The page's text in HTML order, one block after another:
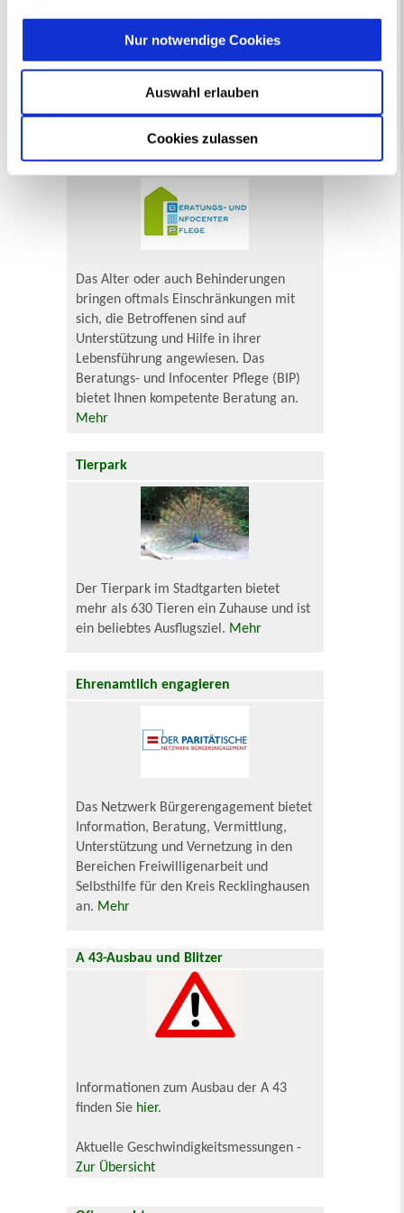
Cookies zulassen
Auswahl erlauben
Nur notwendige Cookies
Lernen Sie Recklinghausen kennen. Wir
Führungen für Sie im Angebot.Mehr
Beratungs- und Infocenter Pflege (BIP)
Das Alter oder auch Behinderungen
bringen oftmals Einschränkungen mit
sich, die Betroffenen sind auf
Unterstützung und Hilfe in ihrer
Lebensführung angewiesen. Das
Beratungs- und Infocenter Pflege (BIP)
bietet Ihnen kompetente Beratung an.
Mehr
Tierpark
Der Tierpark im Stadtgarten bietet
mehr als 630 Tieren ein Zuhause und ist
ein beliebtes Ausflugsziel. Mehr
Ehrenamtlich engagieren
Das Netzwerk Bürgerengagement bietet
Information, Beratung, Vermittlung,
Unterstützung und Vernetzung in den
Bereichen Freiwilligenarbeit und
Selbsthilfe für den Kreis Recklinghausen
an. Mehr
A 43-Ausbau und Blitzer
Informationen zum Ausbau der A 43
finden Sie hier.
Aktuelle Geschwindigkeitsmessungen -
Zur Übersicht